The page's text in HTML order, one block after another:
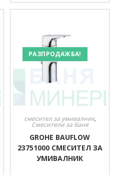
РАЗПРОДАЖБА!
смесител за умивалник,
Смесители за баня
GROHE BAUFLOW
23751000 СМЕСИТЕЛ ЗА
УМИВАЛНИК